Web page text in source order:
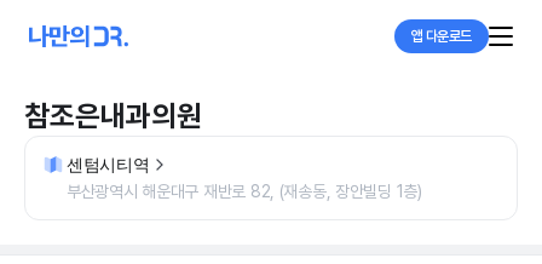
앱 다운로드
참조은내과의원
센텀시티역
부산광역시 해운대구 재반로 82, (재송동, 장안빌딩 1층)